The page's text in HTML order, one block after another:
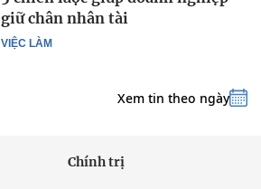
VIỆC LÀM
giữ chân nhân tài
Xem tin theo ngày
Chính trị